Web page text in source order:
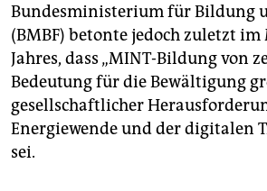
Bundesministerium für Bildung
(BMBF) betonte jedoch zuletzt im
Jahres, dass „MINT-Bildung von
Bedeutung für die Bewältigung
gesellschaftlicher
Energiewende und der digitalen
sei.